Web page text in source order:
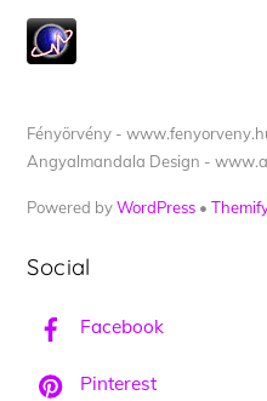
Fényörvény -
Angyalmandala Design -
Powered byWordPress •
Social
Facebook
Pinterest